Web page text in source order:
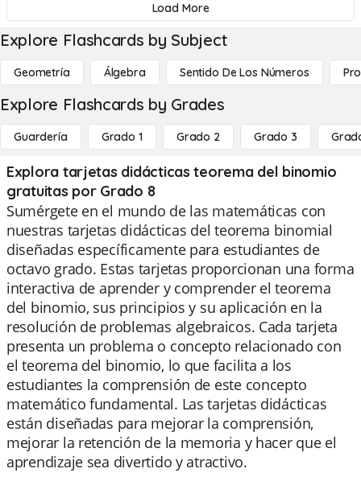
Load More
Explore Flashcards by Subject
Geometría Álgebra Sentido De Los Números
Explore Flashcards by Grades
Guardería Grado 1 Grado 2 Grado 3
Explora tarjetas didácticas teorema del binomio
gratuitas por Grado 8
Sumérgete en el mundo de las matemáticas con
nuestras tarjetas didácticas del teorema binomial
diseñadas específicamente para estudiantes de
octavo grado. Estas tarjetas proporcionan una forma
interactiva de aprender y comprender el teorema
del binomio, sus principios y su aplicación en la
resolución de problemas algebraicos. Cada tarjeta
presenta un problema o concepto relacionado con
el teorema del binomio, lo que facilita a los
estudiantes la comprensión de este concepto
matemático fundamental. Las tarjetas didácticas
están diseñadas para mejorar la comprensión,
mejorar la retención de la memoria y hacer que el
aprendizaje sea divertido y atractivo.